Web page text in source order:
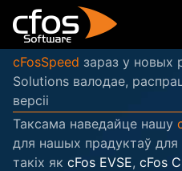
cFosSpeed зараз у новых
Solutions валодае,
версіі
Таксама наведайце нашу
для нашых прадуктаў для
такіх як cFos EVSE, cFos